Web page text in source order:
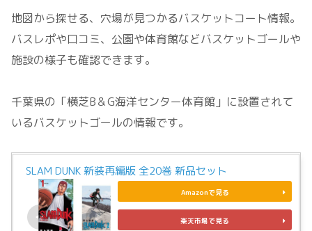
地図から探せる、穴場が見つかるバスケットコート情報。
バスレポや口コミ、公園や体育館などバスケットゴールや
施設の様子も確認できます。
千葉県の「横芝B＆G海洋センター体育館」に設置されて
いるバスケットゴールの情報です。
SLAM DUNK 新装再編版 全20巻 新品セット
Amazonで見る
楽天市場で見る